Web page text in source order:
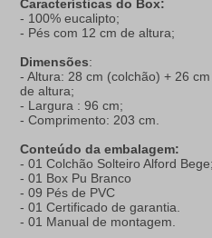
Características do Box:
- 100% eucalipto;
- Pés com 12 cm de altura;
Dimensões:
- Altura: 28 cm (colchão) + 26
de altura;
- Largura : 96 cm;
- Comprimento: 203 cm.
Conteúdo da embalagem:
- 01 Colchão Solteiro Alford Bege;
- 01 Box Pu Branco
- 09 Pés de PVC
- 01 Certificado de garantia.
- 01 Manual de montagem.